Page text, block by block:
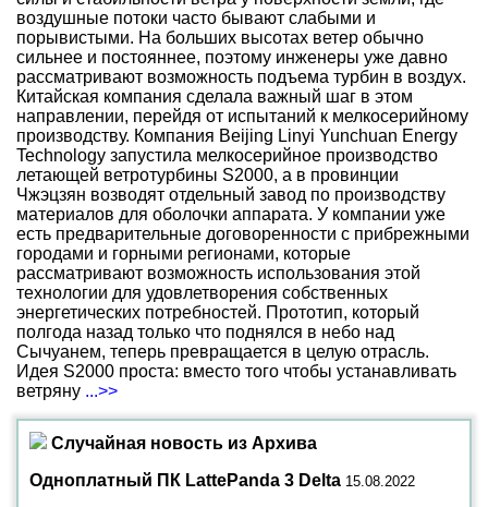
воздушные потоки часто бывают слабыми и
порывистыми. На больших высотах ветер обычно
сильнее и постояннее, поэтому инженеры уже давно
рассматривают возможность подъема турбин в воздух.
Китайская компания сделала важный шаг в этом
направлении, перейдя от испытаний к мелкосерийному
производству. Компания Beijing Linyi Yunchuan Energy
Technology запустила мелкосерийное производство
летающей ветротурбины S2000, а в провинции
Чжэцзян возводят отдельный завод по производству
материалов для оболочки аппарата. У компании уже
есть предварительные договоренности с прибрежными
городами и горными регионами, которые
рассматривают возможность использования этой
технологии для удовлетворения собственных
энергетических потребностей. Прототип, который
полгода назад только что поднялся в небо над
Сычуанем, теперь превращается в целую отрасль.
Идея S2000 проста: вместо того чтобы устанавливать
ветряну ...>>
Случайная новость из Архива
Одноплатный ПК LattePanda 3 Delta 15.08.2022